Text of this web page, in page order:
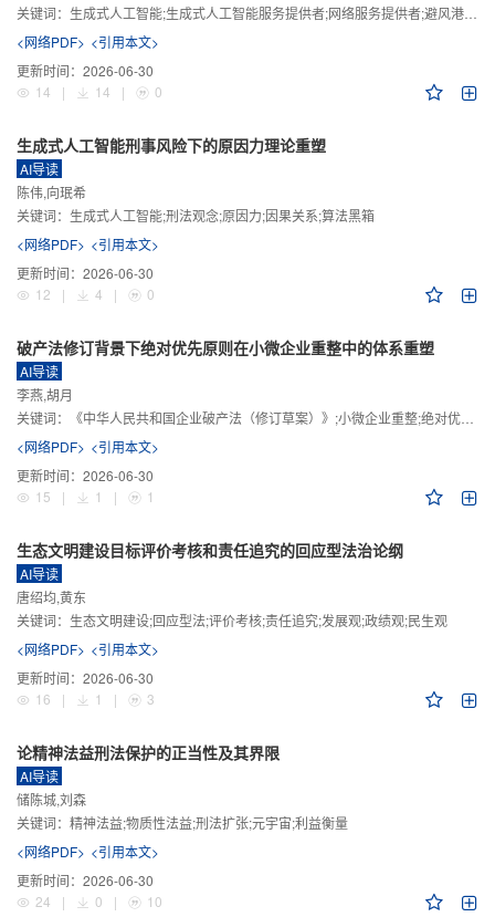
关键词： 生成式人工智能;生成式人工智能服务提供者;网络服务提供者;避风港规则;版权责任
<网络PDF> <引用本文>
更新时间： 2026-06-30
14
| 14 | 0
生成式人工智能刑事风险下的原因力理论重塑
AI导读
陈伟,向珉希
关键词： 生成式人工智能;刑法观念;原因力;因果关系;算法黑箱
<网络PDF> <引用本文>
更新时间： 2026-06-30
12
| 4 | 0
破产法修订背景下绝对优先原则在小微企业重整中的体系重塑
AI导读
李燕,胡月
关键词：
《中华人民共和国企业破产法（修订草案）》;小微企业重整;绝对优先原则;股东权益保留;预期可支配收入标准
<网络PDF> <引用本文>
更新时间： 2026-06-30
15
| 1 | 1
生态文明建设目标评价考核和责任追究的回应型法治论纲
AI导读
唐绍均,黄东
关键词： 生态文明建设;回应型法;评价考核;责任追究;发展观;政绩观;民生观
<网络PDF> <引用本文>
更新时间： 2026-06-30
16
| 1 | 3
论精神法益刑法保护的正当性及其界限
AI导读
储陈城,刘森
关键词： 精神法益;物质性法益;刑法扩张;元宇宙;利益衡量
<网络PDF> <引用本文>
更新时间： 2026-06-30
24
| 0 | 10